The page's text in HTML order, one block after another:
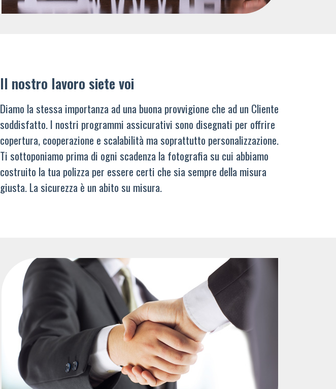
Il nostro lavoro siete voi
Diamo la stessa importanza ad una buona provvigione che ad un Cliente
soddisfatto. I nostri programmi assicurativi sono disegnati per offrire
copertura, cooperazione e scalabilità ma soprattutto personalizzazione.
Ti sottoponiamo prima di ogni scadenza la fotografia su cui abbiamo
costruito la tua polizza per essere certi che sia sempre della misura
giusta. La sicurezza è un abito su misura.